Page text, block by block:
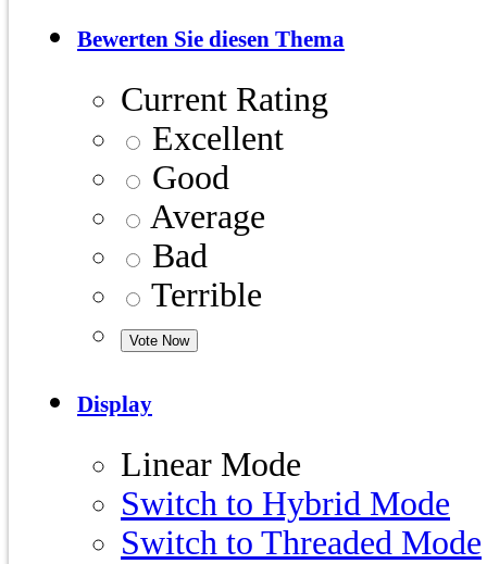
Bewerten Sie diesen Thema
Current Rating
Excellent
Good
Average
Bad
Terrible
Display
Linear Mode
Switch to Hybrid Mode
Switch to Threaded Mode